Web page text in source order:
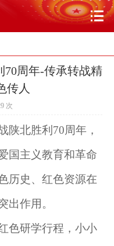
周年-传承转战精
传人
次
陕北胜利70周年，
国主义教育和革命
历史、红色资源在
出作用。
色研学行程，小小